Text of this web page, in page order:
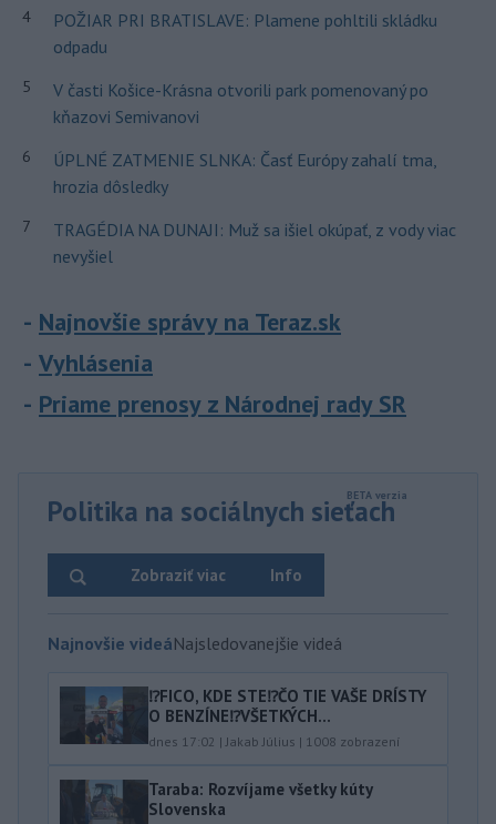
4
POŽIAR PRI BRATISLAVE: Plamene pohltili skládku
odpadu
5
V časti Košice-Krásna otvorili park pomenovaný po
kňazovi Semivanovi
6
ÚPLNÉ ZATMENIE SLNKA: Časť Európy zahalí tma,
hrozia dôsledky
7
TRAGÉDIA NA DUNAJI: Muž sa išiel okúpať, z vody viac
nevyšiel
Najnovšie správy na Teraz.sk
Vyhlásenia
Priame prenosy z Národnej rady SR
Politika na sociálnych sieťach
Info
Zobraziť viac
Najnovšie videáNajsledovanejšie videá
⁉️FICO, KDE STE⁉️ČO TIE VAŠE DRÍSTY
O BENZÍNE⁉️VŠETKÝCH...
dnes 17:02 |Jakab Július | 1008 zobrazení
Taraba: Rozvíjame všetky kúty
Slovenska